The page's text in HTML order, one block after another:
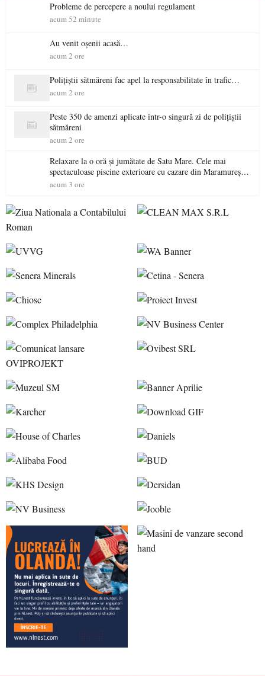
Probleme de percepere a noului regulament
acum 52 minute
Au venit oșenii acasă…
acum 2 ore
Polițiștii sătmăreni fac apel la responsabilitate în trafic…
acum 2 ore
Peste 350 de amenzi aplicate într-o singură zi de polițiștii
sătmăreni
acum 2 ore
Relaxare la o oră și jumătate de Satu Mare. Cele mai
spectaculoase piscine exterioare cu cazare din Maramureș,
ideale pentru o escapadă de vară
acum 3 ore